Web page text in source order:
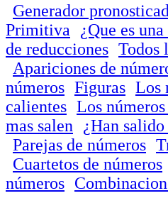
Generador
Primitiva
¿Que es
de reducciones Todos
Apariciones de
números Figuras Los
calientes Los
mas salen
¿Han
Parejas de números
Cuartetos de números
números